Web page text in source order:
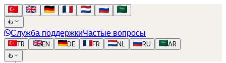
₺
Служба поддержкиЧастые вопросы
TR EN DE FR NL RU
AR
₺